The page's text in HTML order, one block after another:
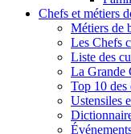
Chefs et métiers
Métiers de
Les Chefs
Liste des
La Grande
Top 10 des
Ustensiles